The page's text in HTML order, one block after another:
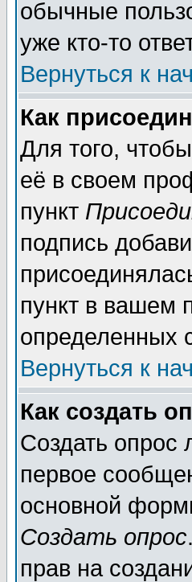
обычные
уже кто-то
Вернуться к
Как
Для того,
её в своем
пункт
подпись
пункт в вашем
определенных
Вернуться к
Как создать
Создать опрос
первое
основной
Создать опрос
прав на